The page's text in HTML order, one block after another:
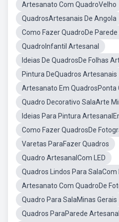
Artesanato Com QuadroVelho
QuadrosArtesanais De Angola
Como Fazer QuadroDe Parede
QuadroInfantil Artesanal
Ideias De QuadrosDe Folhas
Pintura DeQuadros Artesanais
Artesanato Em QuadrosPonta
Quadro Decorativo SalaArte
Ideias Para Pintura
Como Fazer QuadrosDe
Varetas ParaFazer Quadros
Quadro ArtesanalCom LED
Quadros Lindos Para SalaCom
Artesanato Com QuadroDe
Quadro Para SalaMinas Gerais
Quadros ParaParede